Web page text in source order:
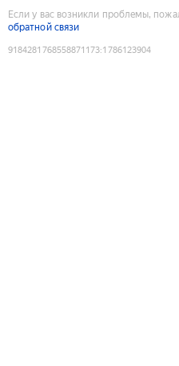
Если у вас возникли проблемы,
обратной связи
9184281768558871173:1786123904